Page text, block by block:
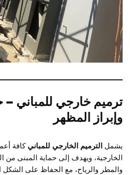
ترميم خارجي للمباني –
وإبراز المظهر
يشمل الترميم الخارجي للمباني كافة
الخارجية، ويهدف إلى حماية المبنى
والمطر والرياح، مع الحفاظ على الشكل